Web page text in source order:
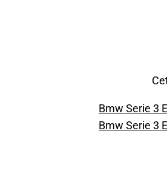
Bmw Serie 3
Bmw Serie 3